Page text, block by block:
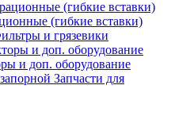
(гибкие вставки)
и грязевики
и доп. оборудование
Запчасти для